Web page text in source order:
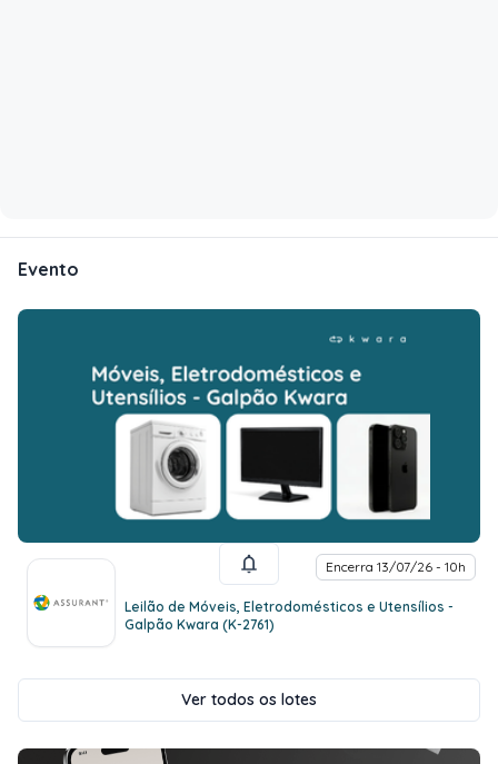
Evento
Encerra 13/07/26 - 10h
Leilão de Móveis, Eletrodomésticos e Utensílios -
Galpão Kwara (K-2761)
Ver todos os lotes